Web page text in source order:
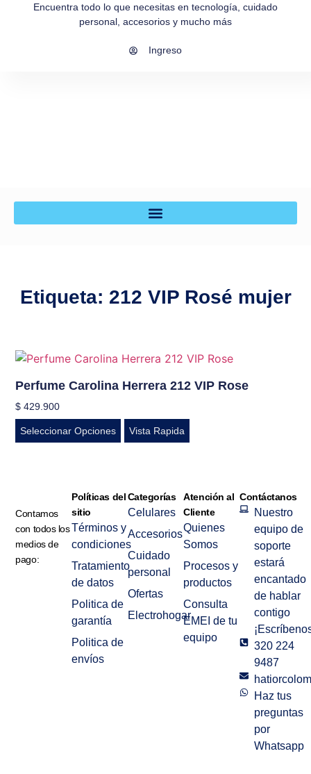
Encuentra todo lo que necesitas en tecnología, cuidado
personal, accesorios y mucho más
Ingreso
Etiqueta: 212 VIP Rosé mujer
Perfume Carolina Herrera 212 VIP Rose
$ 429.900
Seleccionar Opciones Vista Rapida
Contamos
con todos los
medios de
pago:
Políticas del
sitio
Términos y
condiciones
Tratamiento
de datos
Politica de
garantía
Politica de
envíos
Categorías
Celulares
Accesorios
Cuidado
personal
Ofertas
Electrohogar
Atención al
Cliente
Quienes
Somos
Procesos y
productos
Consulta
EMEI de tu
equipo
Contáctanos
Nuestro
equipo de
soporte
estará
encantado
de hablar
contigo
320 224
9487
Haz tus
preguntas
por
Whatsapp